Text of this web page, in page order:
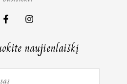
naujienlaiškį